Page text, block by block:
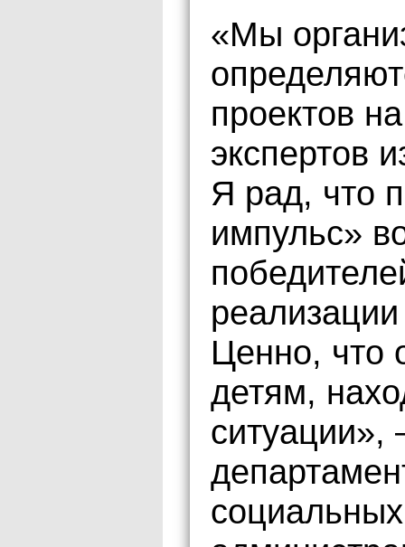
«Мы
проектов
экспертов
Я рад, что
импульс»
Ценно, что
детям,
ситуации»,